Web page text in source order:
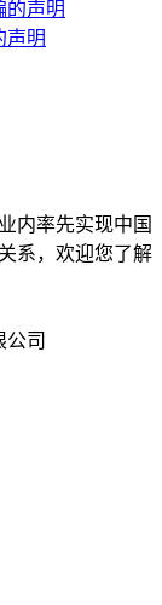
声明
内率先实现中国
系，欢迎您了解
公司